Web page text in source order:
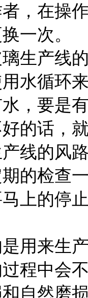
，在操
一次。
生产线
水循环
，要是
的话，
线的风
的检查
上的停
用来生
程中会
自然磨